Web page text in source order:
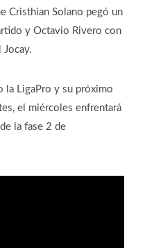
Cristhian Solano pegó un
y Octavio Rivero con
la LigaPro y su próximo
el miércoles enfrentará
la fase 2 de